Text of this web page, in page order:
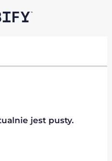
jest pusty.